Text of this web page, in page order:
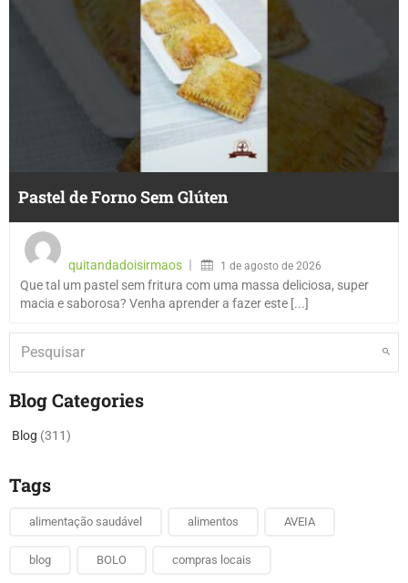
Pastel de Forno Sem Glúten
quitandadoisirmaos 1 de agosto de 2026
Que tal um pastel sem fritura com uma massa deliciosa, super
macia e saborosa? Venha aprender a fazer este [...]
Blog Categories
Blog (311)
Tags
alimentação saudável alimentos AVEIA
blog BOLO compras locais